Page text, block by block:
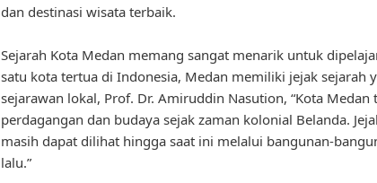
dan destinasi wisata terbaik.
Sejarah Kota Medan memang sangat menarik untuk
satu kota tertua di Indonesia, Medan memiliki jejak sejarah
sejarawan lokal, Prof. Dr. Amiruddin Nasution, “Kota Medan
perdagangan dan budaya sejak zaman kolonial Belanda.
masih dapat dilihat hingga saat ini melalui bangunan-
lalu.”